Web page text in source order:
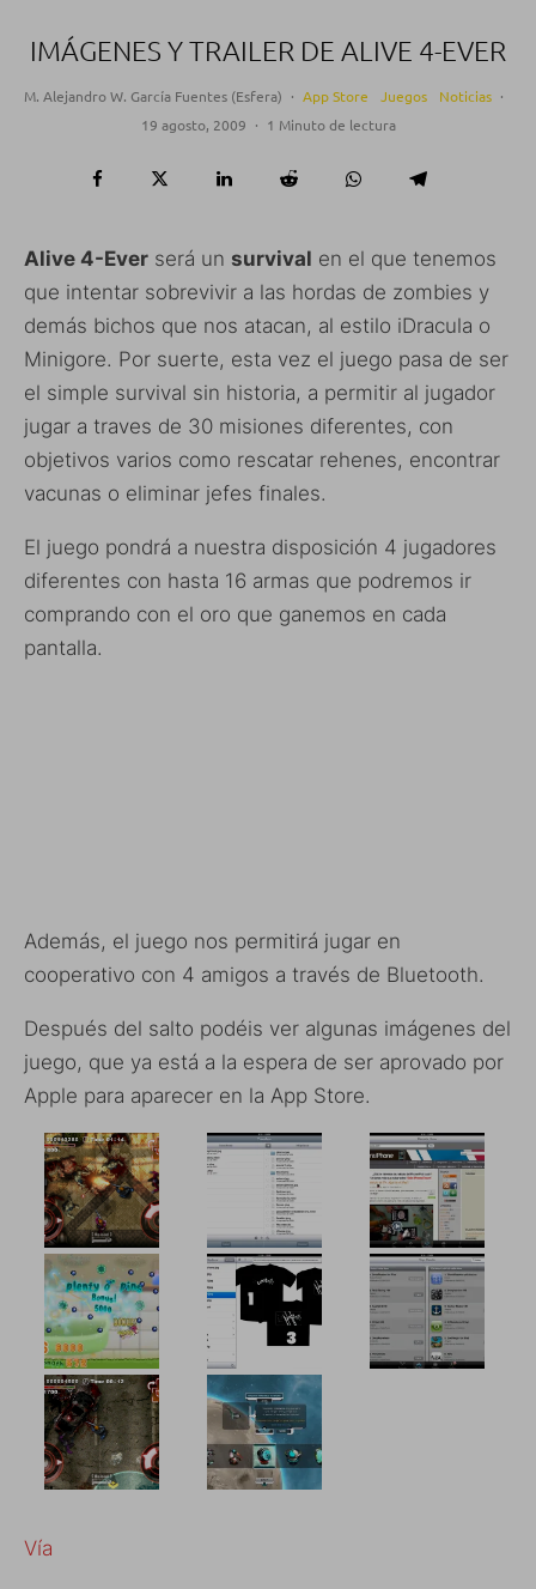
IMÁGENES Y TRAILER DE ALIVE 4-EVER
M. Alejandro W. García Fuentes (Esfera) · App Store Juegos Noticias ·
19 agosto, 2009 · 1 Minuto de lectura
Alive 4-Ever será un survival en el que tenemos
que intentar sobrevivir a las hordas de zombies y
demás bichos que nos atacan, al estilo iDracula o
Minigore. Por suerte, esta vez el juego pasa de ser
el simple survival sin historia, a permitir al jugador
jugar a traves de 30 misiones diferentes, con
objetivos varios como rescatar rehenes, encontrar
vacunas o eliminar jefes finales.
El juego pondrá a nuestra disposición 4 jugadores
diferentes con hasta 16 armas que podremos ir
comprando con el oro que ganemos en cada
pantalla.
Además, el juego nos permitirá jugar en
cooperativo con 4 amigos a través de Bluetooth.
Después del salto podéis ver algunas imágenes del
juego, que ya está a la espera de ser aprovado por
Apple para aparecer en la App Store.
Vía